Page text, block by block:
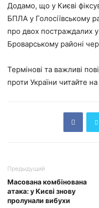
Додамо, що у Києві
БПЛА у Голосіївському
про двох постраждалих у
Броварському районі
Термінові та важливі
проти України читайте
Предыдущий
Масована комбінована
атака: у Києві знову
пролунали вибухи